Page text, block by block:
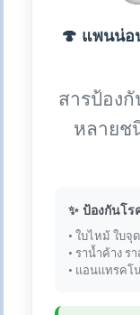
🍄 แพนน่อ
สารป้อง
หลายช
✨ ป้องกันโร
• ใบไหม้ ใบจุ
• ราน้ำค้าง ร
• แอนแทรคโ